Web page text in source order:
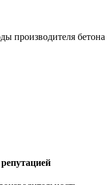
производителя бетона